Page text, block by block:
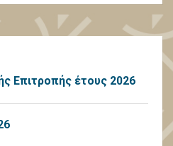
Επιτροπής έτους 2026